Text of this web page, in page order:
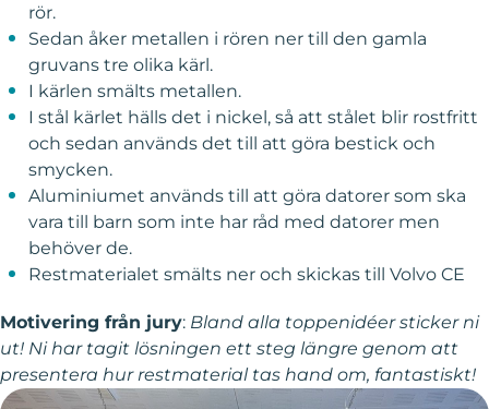
rör. ​
Sedan åker metallen i rören ner till den gamla
gruvans tre olika kärl. ​
I kärlen smälts metallen.​
I stål kärlet hälls det i nickel, så att stålet blir rostfritt
och sedan används det till att göra bestick och
smycken.​
Aluminiumet används till att göra datorer som ska
vara till barn som inte har råd med datorer men
behöver de.​
Restmaterialet smälts ner och skickas till Volvo CE
Motivering från jury: Bland alla toppenidéer sticker ni
ut! Ni har tagit lösningen ett steg längre genom att
presentera hur restmaterial tas hand om, fantastiskt!